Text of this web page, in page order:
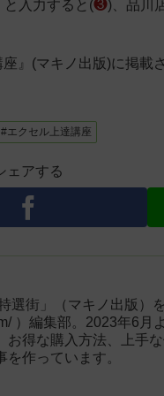
と入力すると(❸)、品川
』(マキノ出版)に掲載
#エクセル上達講座
ェアする
選街」（マキノ出版）
）編集部。2023年6月
お得な購入方法、上手
作っています。